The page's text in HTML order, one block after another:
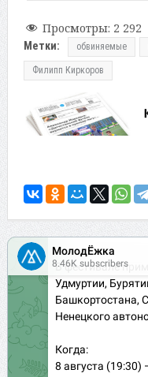
Просмотры: 2 292
Метки: обвиняемые
Филипп Киркоров